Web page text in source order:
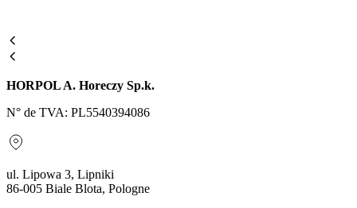
HORPOL A. Horeczy Sp.k.
N° de TVA: PL5540394086
ul. Lipowa 3, Lipniki
86-005 Biale Blota, Pologne